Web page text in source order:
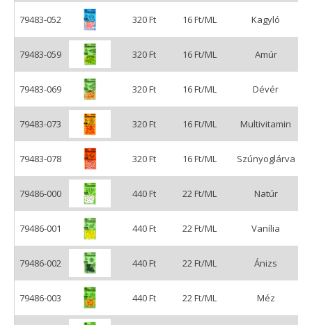
79483-052 320 Ft 16 Ft/ML Kagyló
79483-059 320 Ft 16 Ft/ML Amúr
79483-069 320 Ft 16 Ft/ML Dévér
79483-073 320 Ft 16 Ft/ML Multivitamin
79483-078 320 Ft 16 Ft/ML Szúnyoglárva
79486-000 440 Ft 22 Ft/ML Natúr
79486-001 440 Ft 22 Ft/ML Vanília
79486-002 440 Ft 22 Ft/ML Ánizs
79486-003 440 Ft 22 Ft/ML Méz